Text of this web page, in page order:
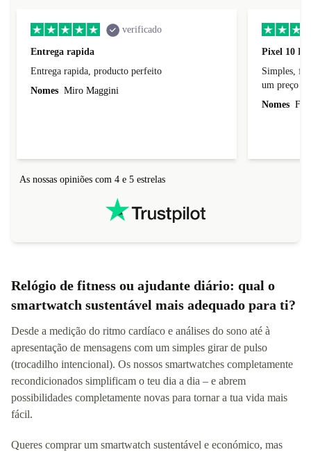
verificado
Entrega rapida
Entrega rapida, producto perfeito
Nomes Miro Maggini
Pixel 10
Simples, fácil,
um preço
Nomes
As nossas opiniões com 4 e 5 estrelas
Relógio de fitness ou ajudante diário: qual o
smartwatch sustentável mais adequado para ti?
Desde a medição do ritmo cardíaco e análises do sono até à
apresentação de mensagens com um simples girar de pulso
(trocadilho intencional). Os nossos smartwatches completamente
recondicionados simplificam o teu dia a dia – e abrem
possibilidades completamente novas para tornar a tua vida mais
fácil.
Queres comprar um smartwatch sustentável e económico, mas